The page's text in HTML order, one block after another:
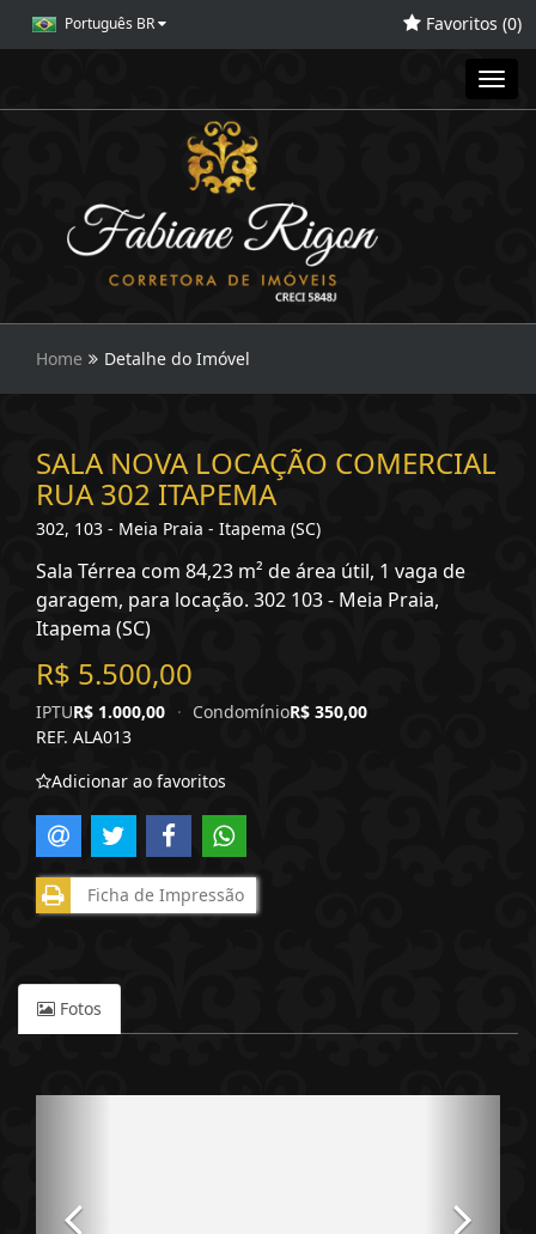
Português BR Favoritos (0)
Home Detalhe do Imóvel
SALA NOVA LOCAÇÃO COMERCIAL
RUA 302 ITAPEMA
302, 103 - Meia Praia - Itapema (SC)
Sala Térrea com 84,23 m² de área útil, 1 vaga de
garagem, para locação. 302 103 - Meia Praia,
Itapema (SC)
R$ 5.500,00
IPTUR$ 1.000,00 · CondomínioR$ 350,00
REF. ALA013
Adicionar ao favoritos
Ficha de Impressão
Fotos